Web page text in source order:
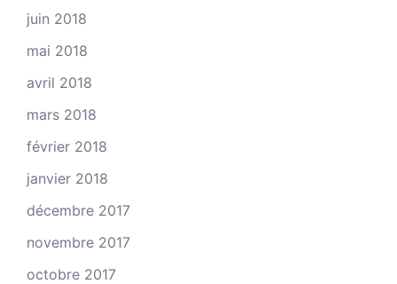
juin 2018
mai 2018
avril 2018
mars 2018
février 2018
janvier 2018
décembre 2017
novembre 2017
octobre 2017